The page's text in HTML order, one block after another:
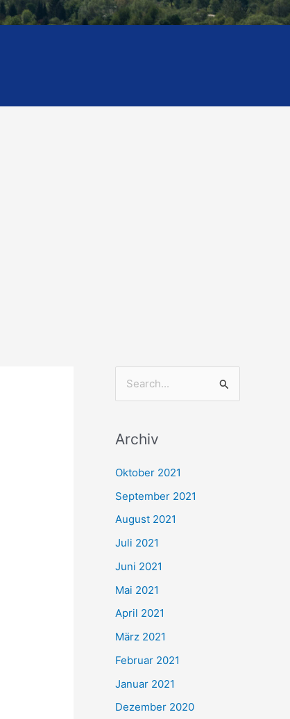
h
e
n
h
:
Archiv
Oktober 2021
September 2021
August 2021
Juli 2021
Juni 2021
Mai 2021
April 2021
März 2021
Februar 2021
Januar 2021
Dezember 2020